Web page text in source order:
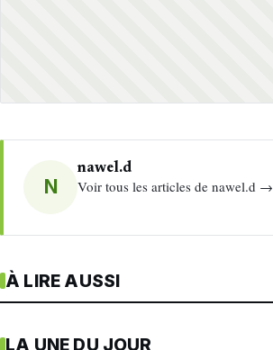
N
nawel.d
Voir tous les articles de nawel.d →
À LIRE AUSSI
LA UNE DU JOUR